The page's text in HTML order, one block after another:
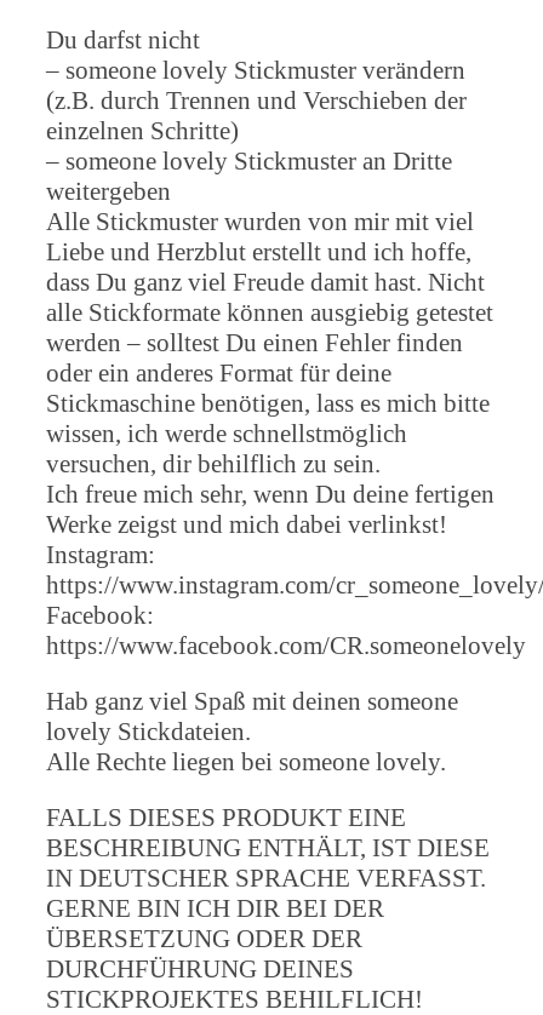
Du darfst nicht
– someone lovely Stickmuster verändern
(z.B. durch Trennen und Verschieben der
einzelnen Schritte)
– someone lovely Stickmuster an Dritte
weitergeben
Alle Stickmuster wurden von mir mit viel
Liebe und Herzblut erstellt und ich hoffe,
dass Du ganz viel Freude damit hast. Nicht
alle Stickformate können ausgiebig getestet
werden – solltest Du einen Fehler finden
oder ein anderes Format für deine
Stickmaschine benötigen, lass es mich bitte
wissen, ich werde schnellstmöglich
versuchen, dir behilflich zu sein.
Ich freue mich sehr, wenn Du deine fertigen
Werke zeigst und mich dabei verlinkst!
Instagram:
https://www.instagram.com/
Facebook:
https://www.facebook.com/CR.someonelovely
Hab ganz viel Spaß mit deinen someone
lovely Stickdateien.
Alle Rechte liegen bei someone lovely.
FALLS DIESES PRODUKT EINE
BESCHREIBUNG ENTHÄLT, IST DIESE
IN DEUTSCHER SPRACHE VERFASST.
GERNE BIN ICH DIR BEI DER
ÜBERSETZUNG ODER DER
DURCHFÜHRUNG DEINES
STICKPROJEKTES BEHILFLICH!